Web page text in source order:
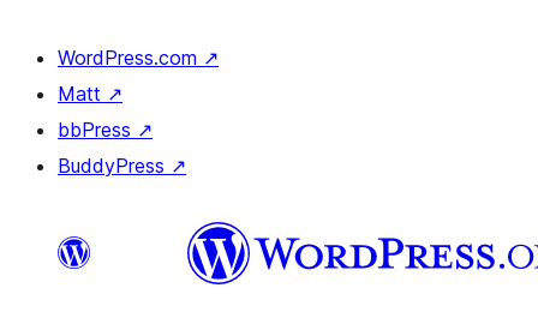
WordPress.com ↗
Matt ↗
bbPress ↗
BuddyPress ↗